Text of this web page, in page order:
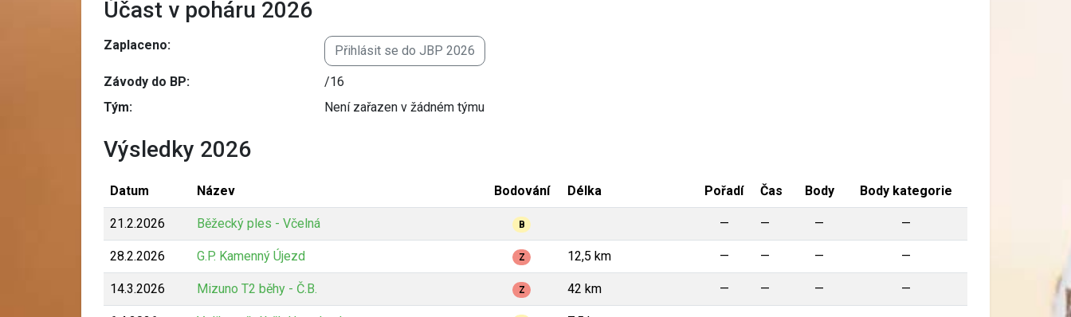
Účast v poháru 2026
Zaplaceno: Přihlásit se do JBP 2026
Závody do BP:
/16
Tým:
Není zařazen v žádném týmu
Výsledky 2026
Datum Název Bodování Délka Pořadí Čas Body Body kategorie
21.2.2026 Běžecký ples - Včelná B — — — —
28.2.2026 G.P. Kamenný Újezd Z 12,5 km — — — —
14.3.2026 Mizuno T2 běhy - Č.B. Z 42 km — — — —